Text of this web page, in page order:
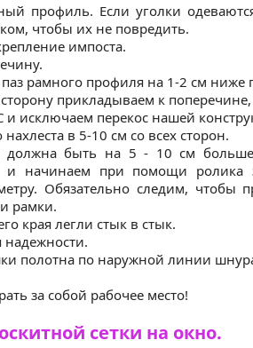
профиль. Если уголки
чтобы их не повредить.
импоста.
рамного профиля на 1-2 см ниже
прикладываем к
исключаем перекос нашей
в 5-10 см со всех сторон.
быть на 5 - 10 см
начинаем при помощи ролика
Обязательно следим, чтобы
рамки.
края легли стык в стык.
полотна по наружной линии
за собой рабочее место!
сетки на окно.